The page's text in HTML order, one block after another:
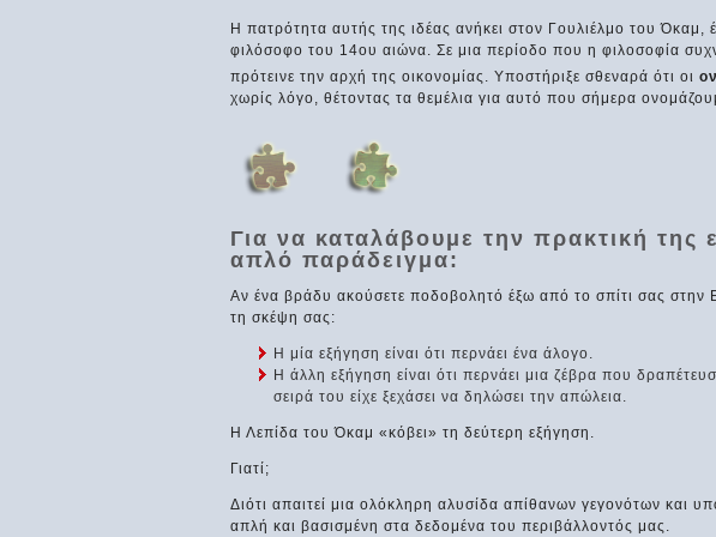
Η πατρότητα αυτής της ιδέας ανήκει στον Γουλιέλμο του
φιλόσοφο του 14ου αιώνα. Σε μια περίοδο που η φιλοσοφία
πρότεινε την αρχή της οικονομίας. Υποστήριξε σθεναρά ότι οι
χωρίς λόγο, θέτοντας τα θεμέλια για αυτό που σήμερα
Για να καταλάβουμε την πρακτική
απλό παράδειγμα:
Αν ένα βράδυ ακούσετε ποδοβολητό έξω από το σπίτι σας
τη σκέψη σας:
Η μία εξήγηση είναι ότι περνάει ένα άλογο.
Η άλλη εξήγηση είναι ότι περνάει μια ζέβρα που
σειρά του είχε ξεχάσει να δηλώσει την απώλεια.
Η Λεπίδα του Όκαμ «κόβει» τη δεύτερη εξήγηση.
Γιατί;
Διότι απαιτεί μια ολόκληρη αλυσίδα απίθανων γεγονότων και
απλή και βασισμένη στα δεδομένα του περιβάλλοντός μας.